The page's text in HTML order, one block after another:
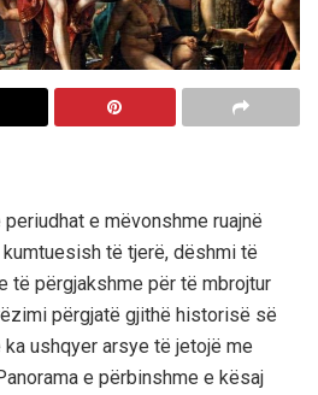
e mëvonshme ruajnë
të tjerë, dëshmi të
të përgjakshme për të mbrojtur
përgjatë gjithë historisë së
ushqyer arsye të jetojë me
e përbinshme e kësaj